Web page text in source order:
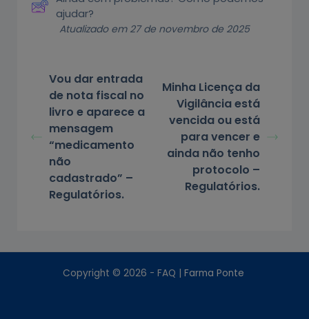
ajudar?
Atualizado em 27 de novembro de 2025
Vou dar entrada
de nota fiscal no
livro e aparece a
mensagem
“medicamento
não
cadastrado” –
Regulatórios.
Minha Licença da
Vigilância está
vencida ou está
para vencer e
ainda não tenho
protocolo –
Regulatórios.
Copyright © 2026 - FAQ | Farma Ponte